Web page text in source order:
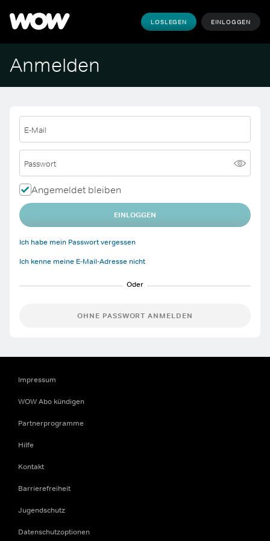
LOSLEGEN EINLOGGEN
Anmelden
E-Mail
Passwort
Angemeldet bleiben
EINLOGGEN
Ich habe mein Passwort vergessen
Ich kenne meine E-Mail-Adresse nicht
OHNE PASSWORT ANMELDEN
Impressum
WOW Abo kündigen
Partnerprogramme
Hilfe
Kontakt
Barrierefreiheit
Jugendschutz
Datenschutzoptionen